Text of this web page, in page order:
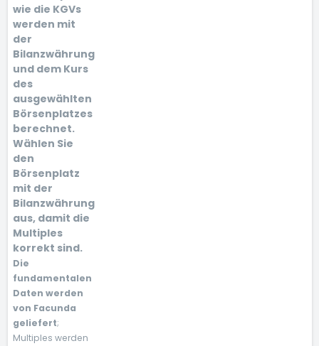
wie die KGVs
werden mit
der
Bilanzwährung
und dem Kurs
des
ausgewählten
Börsenplatzes
berechnet.
Wählen Sie
den
Börsenplatz
mit der
Bilanzwährung
aus, damit die
Multiples
korrekt sind.
Die
fundamentalen
Daten werden
von Facunda
geliefert;
Multiples werden